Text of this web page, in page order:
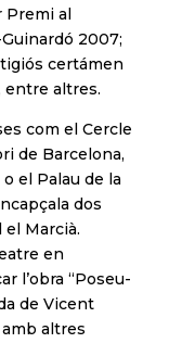
Premi al
2007;
certámen
entre altres.
com el Cercle
de Barcelona,
el Palau de la
dos
Marcià.
en
l’obra “Poseu-
de Vicent
altres